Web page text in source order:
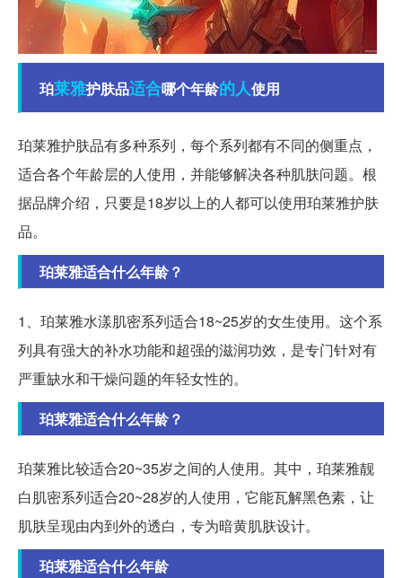
珀莱雅护肤品适合哪个年龄的人使用
珀莱雅护肤品有多种系列，每个系列都有不同的侧重点，
适合各个年龄层的人使用，并能够解决各种肌肤问题。根
据品牌介绍，只要是18岁以上的人都可以使用珀莱雅护肤
品。
珀莱雅适合什么年龄？
1、珀莱雅水漾肌密系列适合18~25岁的女生使用。这个系
列具有强大的补水功能和超强的滋润功效，是专门针对有
严重缺水和干燥问题的年轻女性的。
珀莱雅适合什么年龄？
珀莱雅比较适合20~35岁之间的人使用。其中，珀莱雅靓
白肌密系列适合20~28岁的人使用，它能瓦解黑色素，让
肌肤呈现由内到外的透白，专为暗黄肌肤设计。
珀莱雅适合什么年龄